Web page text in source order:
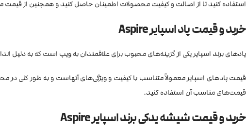
استفاده کنید تا از اصالت و کیفیت محصولات اطمینان حاصل کنید و همچنین از
خرید و قیمت پاد اسپایر Aspire
پاد‌های برند اسپایر یکی از گزینه‌های محبوب برای علاقمندان به ویپ است که به دلیل
قیمت پاد‌های اسپایر معمولاً متناسب با کیفیت و ویژگی‌های آنهاست و به طور کلی در
قیمت‌های مناسب آن استفاده کنید.
خرید و قیمت شیشه یدکی برند اسپایر Aspire